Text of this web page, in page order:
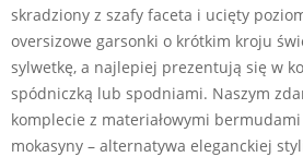
skradziony z szafy faceta i ucięty
oversizowe garsonki o krótkim kroju
sylwetkę, a najlepiej prezentują się w
spódniczką lub spodniami. Naszym
komplecie z materiałowymi
mokasyny – alternatywa eleganckiej